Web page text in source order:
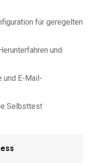
für geregelten
und
und E-Mail-
Selbsttest